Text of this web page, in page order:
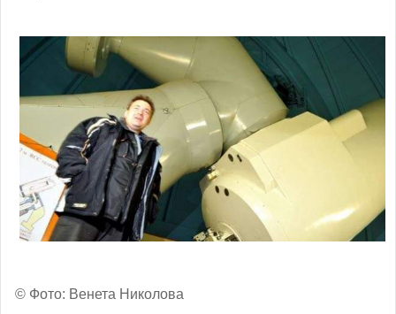
© Фото: Венета Николова